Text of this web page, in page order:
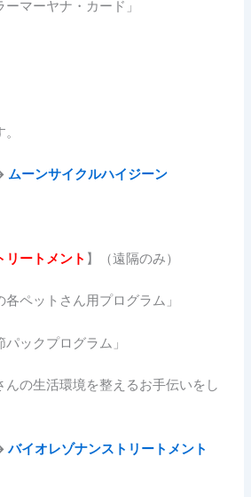
マーヤナ・カード」
ムーンサイクルハイジーン
リートメント 】（遠隔のみ）
各ペットさん用プログラム」
パックプログラム」
んの生活環境を整えるお手伝いをし
バイオレゾナンストリートメント